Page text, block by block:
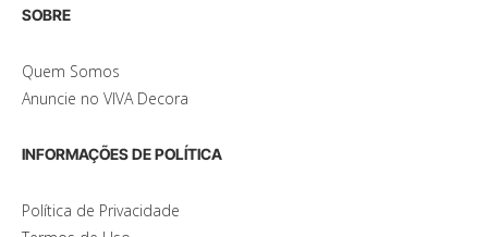
SOBRE
Quem Somos
Anuncie no VIVA Decora
INFORMAÇÕES DE POLÍTICA
Política de Privacidade